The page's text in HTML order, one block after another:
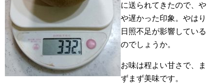
に送られてきたので、や
や遅かった印象。やはり
日照不足が影響している
のでしょうか。
お味は程よい甘さで、ま
ずまず美味です。